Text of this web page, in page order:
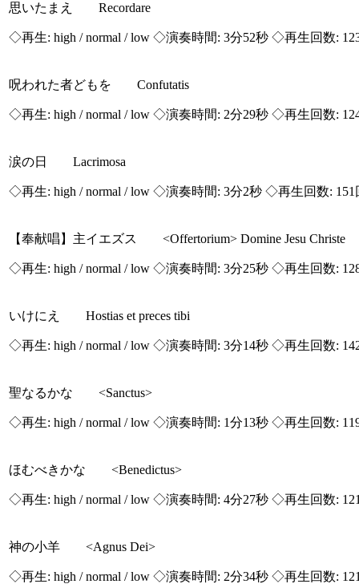
思いたまえ Recordare
◇再生: high / normal / low ◇演奏時間: 3分52秒 ◇再生回数:
呪われた者どもを Confutatis
◇再生: high / normal / low ◇演奏時間: 2分29秒 ◇再生回数:
涙の日 Lacrimosa
◇再生: high / normal / low ◇演奏時間: 3分2秒 ◇再生回数:
【奉献唱】主イエズス <Offertorium> Domine Jesu Christe
◇再生: high / normal / low ◇演奏時間: 3分25秒 ◇再生回数:
いけにえ Hostias et preces tibi
◇再生: high / normal / low ◇演奏時間: 3分14秒 ◇再生回数:
聖なるかな <Sanctus>
◇再生: high / normal / low ◇演奏時間: 1分13秒 ◇再生回数:
ほむべきかな <Benedictus>
◇再生: high / normal / low ◇演奏時間: 4分27秒 ◇再生回数:
神の小羊 <Agnus Dei>
◇再生: high / normal / low ◇演奏時間: 2分34秒 ◇再生回数: